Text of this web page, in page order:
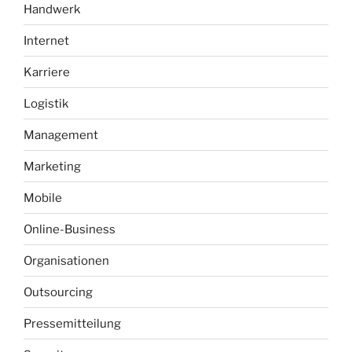
Handwerk
Internet
Karriere
Logistik
Management
Marketing
Mobile
Online-Business
Organisationen
Outsourcing
Pressemitteilung